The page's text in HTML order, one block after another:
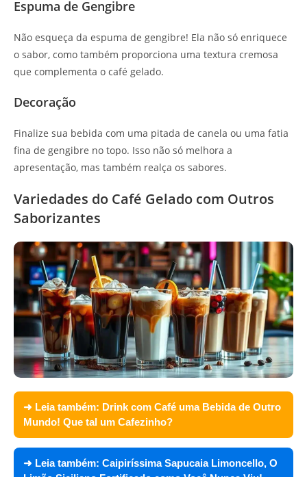
Espuma de Gengibre
Não esqueça da espuma de gengibre! Ela não só enriquece
o sabor, como também proporciona uma textura cremosa
que complementa o café gelado.
Decoração
Finalize sua bebida com uma pitada de canela ou uma fatia
fina de gengibre no topo. Isso não só melhora a
apresentação, mas também realça os sabores.
Variedades do Café Gelado com Outros
Saborizantes
➜ Leia também: Drink com Café uma Bebida de Outro
Mundo! Que tal um Cafezinho?
➜ Leia também: Caipiríssima Sapucaia Limoncello, O